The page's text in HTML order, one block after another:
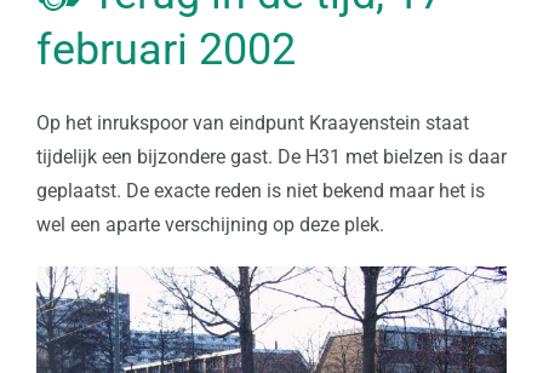
februari 2002
Op het inrukspoor van eindpunt Kraayenstein staat
tijdelijk een bijzondere gast. De H31 met bielzen is daar
geplaatst. De exacte reden is niet bekend maar het is
wel een aparte verschijning op deze plek.